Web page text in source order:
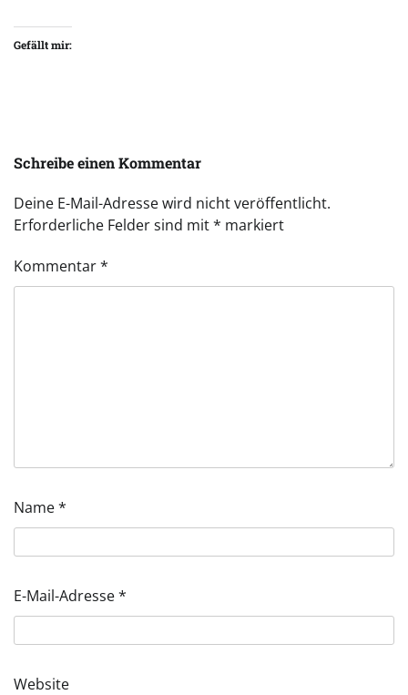
Gefällt mir:
Schreibe einen Kommentar
Deine E-Mail-Adresse wird nicht veröffentlicht.
Erforderliche Felder sind mit* markiert
Kommentar*
Name*
E-Mail-Adresse*
Website